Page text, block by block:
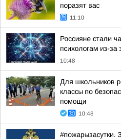
поразят вас
11:10
Россияне стали
психологам из-
10:48
Для школьников
классы по
помощи
10:48
#пожарызасутки.